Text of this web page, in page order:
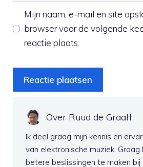
Mijn naam, e-mail en site
browser voor de volgende
reactie plaats.
Over Ruud de Graaff
Ik deel graag mijn kennis en
van elektronische muziek. Graag
betere beslissingen te maken